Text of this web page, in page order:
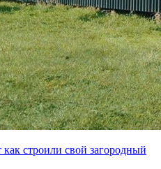
строили свой загородный